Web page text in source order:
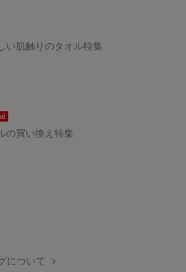
い肌触りのタオル特集
の買い換え特集
について